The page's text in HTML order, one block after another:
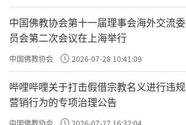
中国佛教协会第十一届理事会海外交流委
员会第二次会议在上海举行
中国佛教协会 2026-07-28 10:41:09
哔哩哔哩关于打击假借宗教名义进行违规
营销行为的专项治理公告
中国佛教协会 2026-07-27 16:32:04